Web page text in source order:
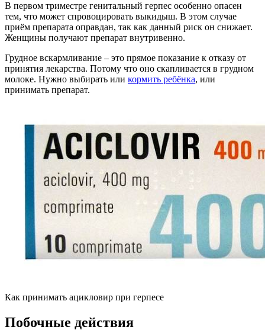
В первом триместре генитальный герпес особенно опасен
тем, что может спровоцировать выкидыш. В этом случае
приём препарата оправдан, так как данный риск он снижает.
Женщины получают препарат внутривенно.
Грудное вскармливание – это прямое показание к отказу от
принятия лекарства. Потому что оно скапливается в грудном
молоке. Нужно выбирать или кормить ребёнка, или
принимать препарат.
Как принимать ацикловир при герпесе
Побочные действия